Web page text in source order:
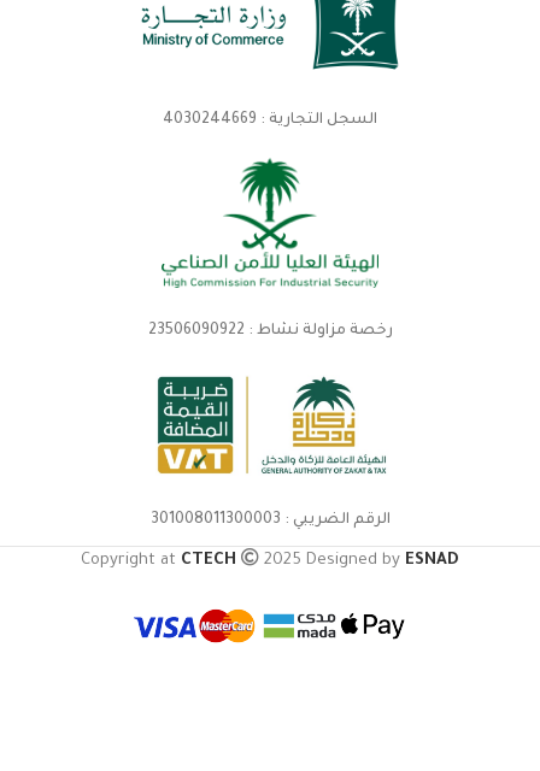
السجل التجارية : 4030244669
رخصة مزاولة نشاط : 23506090922
الرقم الضريبي : 301008011300003
Copyright at CTECH 2025 Designed by ESNAD